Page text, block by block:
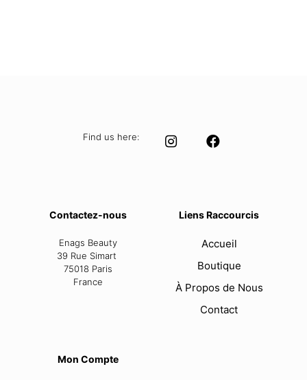
Find us here:
Contactez-nous
Enags Beauty
39 Rue Simart
75018 Paris
France
Liens Raccourcis
Accueil
Boutique
À Propos de Nous
Contact
Mon Compte